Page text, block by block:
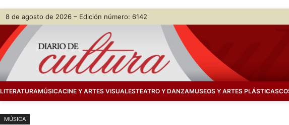
Saltar
contenido
Skip
content
8 de agosto de 2026 – Edición número: 6142
LITERATURAMÚSICACINE Y ARTES VISUALESTEATRO Y DANZAMUSEOS Y ARTES PLÁSTICAS
MÚSICA